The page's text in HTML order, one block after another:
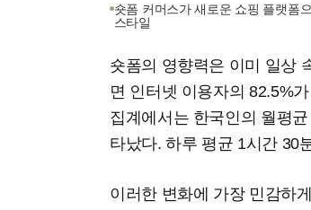
숏폼 커머스가 새로운 쇼핑 플랫폼
스타일
숏폼의 영향력은 이미 일상
면 인터넷 이용자의 82.5%
집계에서는 한국인의 월평
타났다. 하루 평균 1시간 30
이러한 변화에 가장 민감하